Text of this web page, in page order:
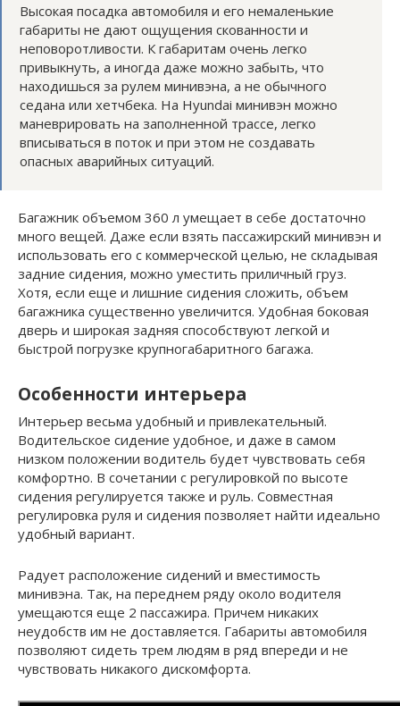
Высокая посадка автомобиля и его немаленькие
габариты не дают ощущения скованности и
неповоротливости. К габаритам очень легко
привыкнуть, а иногда даже можно забыть, что
находишься за рулем минивэна, а не обычного
седана или хетчбека. На Hyundai минивэн можно
маневрировать на заполненной трассе, легко
вписываться в поток и при этом не создавать
опасных аварийных ситуаций.
Багажник объемом 360 л умещает в себе достаточно
много вещей. Даже если взять пассажирский минивэн и
использовать его с коммерческой целью, не складывая
задние сидения, можно уместить приличный груз.
Хотя, если еще и лишние сидения сложить, объем
багажника существенно увеличится. Удобная боковая
дверь и широкая задняя способствуют легкой и
быстрой погрузке крупногабаритного багажа.
Особенности интерьера
Интерьер весьма удобный и привлекательный.
Водительское сидение удобное, и даже в самом
низком положении водитель будет чувствовать себя
комфортно. В сочетании с регулировкой по высоте
сидения регулируется также и руль. Совместная
регулировка руля и сидения позволяет найти идеально
удобный вариант.
Радует расположение сидений и вместимость
минивэна. Так, на переднем ряду около водителя
умещаются еще 2 пассажира. Причем никаких
неудобств им не доставляется. Габариты автомобиля
позволяют сидеть трем людям в ряд впереди и не
чувствовать никакого дискомфорта.